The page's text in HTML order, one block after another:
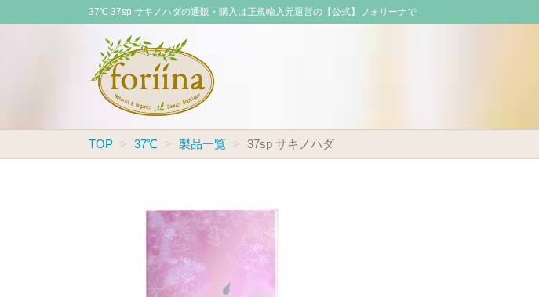
37℃ 37sp サキノハダの通販・購入は正規輸入元運営の【公式】フォリーナで
TOP 37℃ 製品一覧 37sp サキノハダ